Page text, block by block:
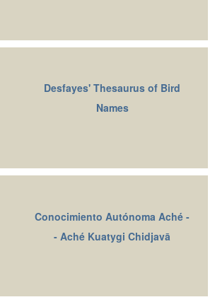
Desfayes' Thesaurus of Bird
Names
Conocimiento Autónoma Aché -
- Aché Kuatygi Chidjavā